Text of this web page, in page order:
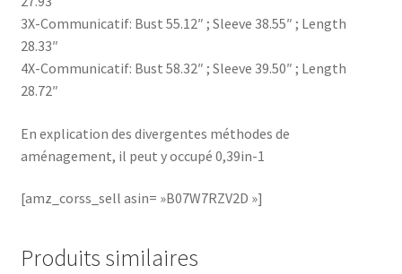
3X-Communicatif: Bust 55.12″ ; Sleeve 38.55″ ; Length
28.33″
4X-Communicatif: Bust 58.32″ ; Sleeve 39.50″ ; Length
28.72″
En explication des divergentes méthodes de
aménagement, il peut y occupé 0,39in-1
[amz_corss_sell asin= »B07W7RZV2D »]
Produits similaires